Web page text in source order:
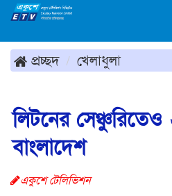
প্রচ্ছদ খেলাধুলা
লিটনের
বাংলাদেশ
একুশে টেলিভিশন